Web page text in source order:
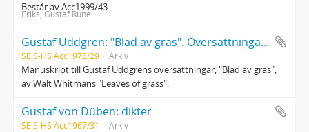
Består av Acc1999/43
Eriks, Gustaf Rune
Gustaf Uddgren: "Blad av gräs". Översättningar av Walt Whitmans "Leaves of grass".
SE S-HS Acc1978/29 Arkiv
Manuskript till Gustaf Uddgrens översättningar, "Blad av gräs",
av Walt Whitmans "Leaves of grass".
Gustaf von Düben: dikter
SE S-HS Acc1967/31 Arkiv